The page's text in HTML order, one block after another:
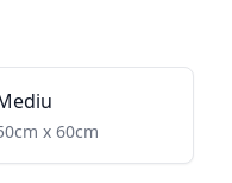
x 60cm